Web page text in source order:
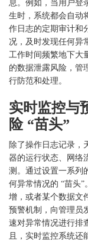
息。例如，当用户登
生时，系统都会自动
作日志的定期审计和
况，及时发现任何异
工作时间频繁地下大
的数据泄露风险，管
行防范和处理。
实时监控与
险 “苗头”
除了操作日志记录，
器的运行状态、网络
测。通过设置一系列
何异常情况的 “苗头
增，或者某个数据文
预警机制，向管理员
速对异常情况进行排
且，实时监控系统还